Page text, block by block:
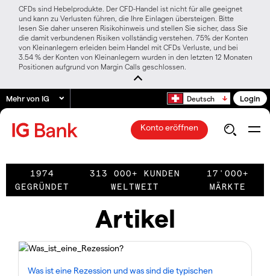
CFDs sind Hebelprodukte. Der CFD-Handel ist nicht für alle geeignet
und kann zu Verlusten führen, die Ihre Einlagen übersteigen. Bitte
lesen Sie daher unseren Risikohinweis und stellen Sie sicher, dass Sie
die damit verbundenen Risiken vollständig verstehen. 75% der Konten
von Kleinanlegern erleiden beim Handel mit CFDs Verluste, und bei
3.54 % der Konten von Kleinanlegern wurden in den letzten 12 Monaten
Positionen aufgrund von Margin Calls geschlossen.
Mehr von IG Deutsch Login
Konto eröffnen
1974
GEGRÜNDET
313 000+ KUNDEN
WELTWEIT
17'000+
MÄRKTE
Artikel
Was ist eine Rezession und was sind die typischen